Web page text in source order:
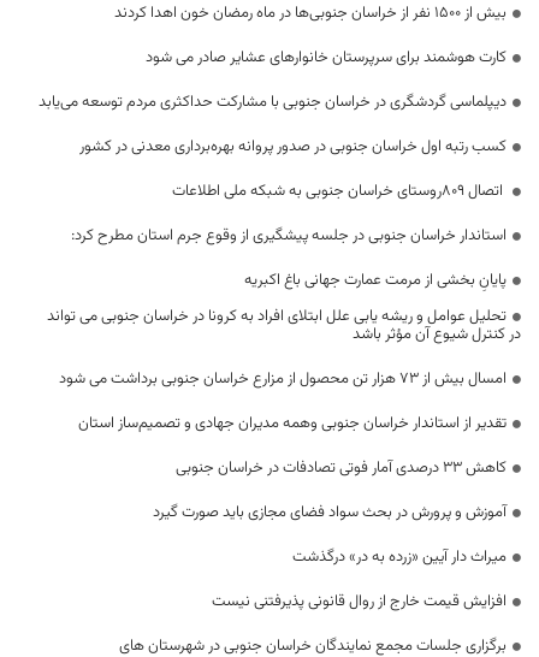
بیش از ۱۵۰۰ نفر از خراسان جنوبی‌ها در ماه رمضان خون اهدا کردند
کارت هوشمند برای سرپرستان خانوارهای عشایر صادر می شود
دیپلماسی گردشگری در خراسان جنوبی با مشارکت حداکثری مردم توسعه می‌یابد
کسب رتبه اول خراسان جنوبی در صدور پروانه بهره‌برداری معدنی در کشور
اتصال 809روستای خراسان جنوبی به شبکه ملی اطلاعات
استاندار خراسان جنوبی در جلسه پیشگیری از وقوع جرم استان مطرح کرد:
پایانِ بخشی از مرمت عمارت جهانی باغ اکبریه
تحلیل عوامل و ریشه یابی علل ابتلای افراد به کرونا در خراسان جنوبی می تواند
در کنترل شیوع آن مؤثر باشد
امسال بیش از ۷۳ هزار تن محصول از مزارع خراسان جنوبی برداشت می شود
تقدیر از استاندار خراسان جنوبی وهمه مدیران جهادی و تصمیم‌ساز استان
کاهش ۳۳ درصدی آمار فوتی‌ تصادفات در خراسان جنوبی
آموزش و پرورش در بحث سواد فضای مجازی باید صورت گیرد
میراث دار آیین «زرده به در» درگذشت
افزایش قیمت خارج از روال قانونی پذیرفتنی نیست
برگزاری جلسات مجمع نمایندگان خراسان جنوبی در شهرستان های